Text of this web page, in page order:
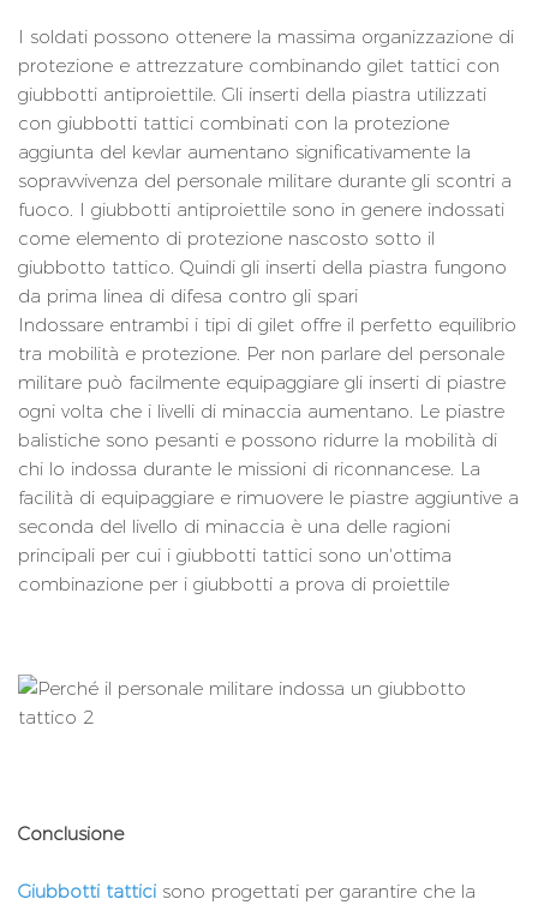
I soldati possono ottenere la massima organizzazione di
protezione e attrezzature combinando gilet tattici con
giubbotti antiproiettile. Gli inserti della piastra utilizzati
con giubbotti tattici combinati con la protezione
aggiunta del kevlar aumentano significativamente la
sopravvivenza del personale militare durante gli scontri a
fuoco. I giubbotti antiproiettile sono in genere indossati
come elemento di protezione nascosto sotto il
giubbotto tattico. Quindi gli inserti della piastra fungono
da prima linea di difesa contro gli spari
Indossare entrambi i tipi di gilet offre il perfetto equilibrio
tra mobilità e protezione. Per non parlare del personale
militare può facilmente equipaggiare gli inserti di piastre
ogni volta che i livelli di minaccia aumentano. Le piastre
balistiche sono pesanti e possono ridurre la mobilità di
chi lo indossa durante le missioni di riconnancese. La
facilità di equipaggiare e rimuovere le piastre aggiuntive a
seconda del livello di minaccia è una delle ragioni
principali per cui i giubbotti tattici sono un'ottima
combinazione per i giubbotti a prova di proiettile
Conclusione
Giubbotti tattici sono progettati per garantire che la